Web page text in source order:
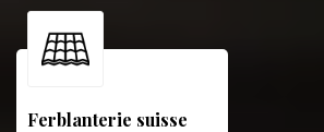
Ferblanterie suisse